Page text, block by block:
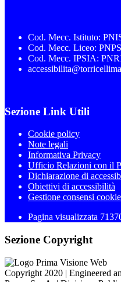
Cod. Mecc. Istituto:
Cod. Mecc. Liceo:
Cod. Mecc. IPSIA:
Sezione Link Utili
Cookie policy
Note legali
Informativa Privacy
Ufficio Relazioni con il
Dichiarazione di
Obiettivi di accessibilità
Gestione consensi cookie
Pagina visualizzata
Sezione Copyright
Copyright 2020 | Engineered